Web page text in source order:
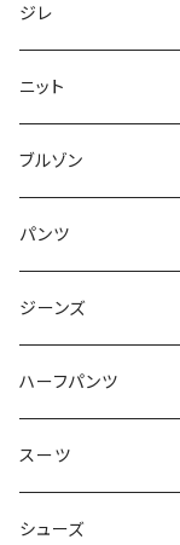
50/XL～
48/L
50/XL～
46/M
48/L
50/XL～
～44/S
46/M
48/L
50/XL～
ジレ
～44/S
46/M
48/L
50/XL～
ニット
～44/S
46/M
48/L
50/XL～
ブルゾン
～44/S
46/M
48/L
50/XL～
パンツ
～44/S
46/M
48/L
50/XL～
ジーンズ
～44/S
46/M
48/L
ハーフパンツ
～44/S
46/M
スーツ
～44/S
シューズ